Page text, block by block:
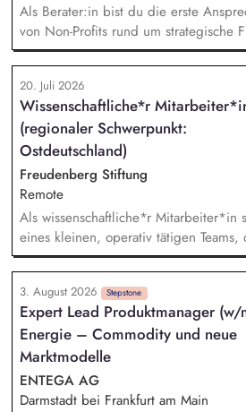
Als Berater:in bist du die erste
von Non-Profits rund um strategische
Finanzmanagement und Fundraising.
den gesamten Prozess von der
Angebotserstellung bis zur
Auf Basis der jeweiligen
passgenaue Beratungsprozesse und
zentralen Fragen ihrer finanziellen
strategischen Weiterentwicklung.
20. Juli 2026
Wissenschaftliche*r
(regionaler Schwerpunkt:
Ostdeutschland)
Freudenberg Stiftung
Remote
Als wissenschaftliche*r Mitarbeiter*in
eines kleinen, operativ tätigen Teams,
klaren Programmatik langfristig
implementiert. Sie unterstützen die
Umsetzung der Stiftungsprogrammatik
die Internationalisierungsstrategie der
übersetzen wissenschaftliche
alltagsangebundene Handlungsansätze
Stiftungsprogrammatik.
3. August 2026 Stepstone
Expert Lead Produktmanager
Energie – Commodity und neue
Marktmodelle
ENTEGA AG
Darmstadt bei Frankfurt am Main